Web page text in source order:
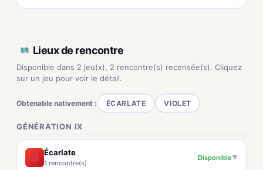
Lieux de rencontre
Disponible dans 2 jeu(x), 2 rencontre(s) recensée(s). Cliquez
sur un jeu pour voir le détail.
Obtenable nativement : ÉCARLATE VIOLET
GÉNÉRATION IX
Écarlate
1 rencontre(s)
Disponible▼